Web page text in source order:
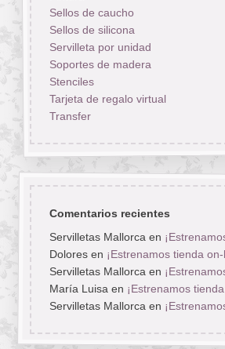
Sellos de caucho
Sellos de silicona
Servilleta por unidad
Soportes de madera
Stenciles
Tarjeta de regalo virtual
Transfer
Comentarios recientes
Servilletas Mallorcaen
Doloresen ¡Estrenamos tienda
Servilletas Mallorcaen
María Luisaen ¡Estrenamos
Servilletas Mallorcaen